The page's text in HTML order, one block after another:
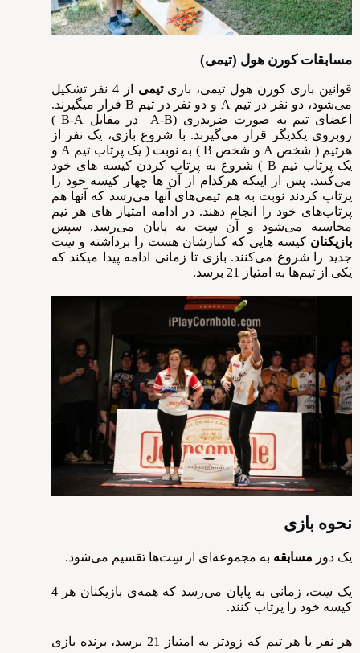
مسابقات کورن هول (تیمی)
قوانین بازی کورن هول تیمی، بازی تیمی
از 4 نفر تشکیل
می‌شود، دو نفر در تیم A و دو نفر در تیم B قرار میگیرند.
اعضای تیم به صورت ضربدری (A-B در مقابل B-A )
روبروی یکدیگر قرار می‌گیرند. با شروع بازی، یک نفر از
هرتیم ( شخص A و شخص B ) به نوبت ( یک پرتاب تیم A و
یک پرتاب تیم B ) شروع به پرتاب کردن کیسه های خود
می‌کنند. پس از اینکه هرکدام از آن ها چهار کیسه خود را
پرتاب کردند نوبت به هم تیمی‌های آنها می‌رسد که آنها هم
پرتاب‌های خود را انجام دهند. در ادامه امتیاز های هر تیم
محاسبه می‌شود و آن سِت به پایان می‌رسد. سپس
بازیکنان کیسه هایی که کنارشان هست را برداشته و سِت
جدید را شروع می‌کنند. بازی تا زمانی ادامه پیدا میکند که
یکی از تیم‌ها به امتیاز 21 برسد.
نحوه بازی
یک دور مسابقه به مجموعه‌ای از سِت‌ها تقسیم می‌شود.
یک سِت، زمانی به پایان می‌رسد که همه‌ی بازیکنان هر 4
کیسه خود را پرتاب کنند.
هر نفر یا هر تیم که زودتر به امتیاز 21 برسد، برنده بازی